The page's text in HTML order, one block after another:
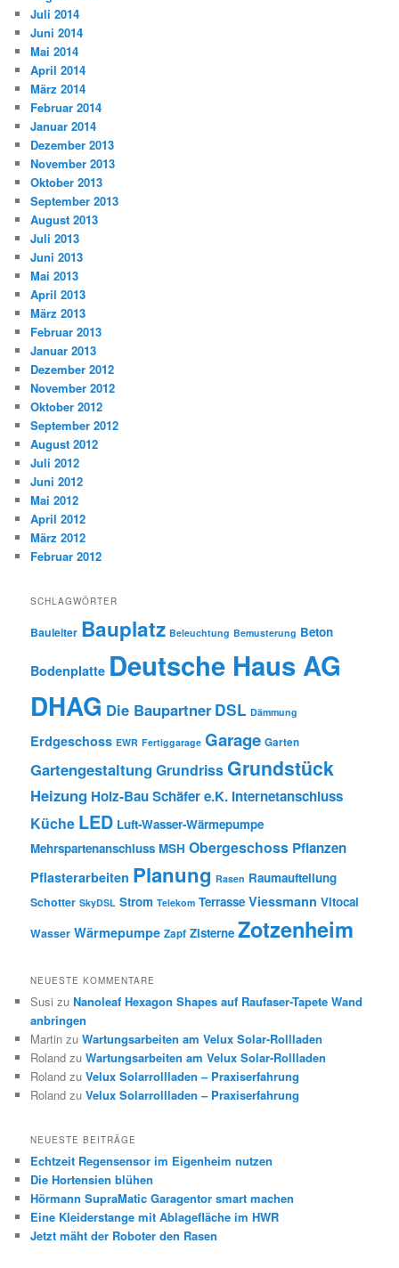
Juli 2014
Juni 2014
Mai 2014
April 2014
März 2014
Februar 2014
Januar 2014
Dezember 2013
November 2013
Oktober 2013
September 2013
August 2013
Juli 2013
Juni 2013
Mai 2013
April 2013
März 2013
Februar 2013
Januar 2013
Dezember 2012
November 2012
Oktober 2012
September 2012
August 2012
Juli 2012
Juni 2012
Mai 2012
April 2012
März 2012
Februar 2012
SCHLAGWÖRTER
Bauleiter Bauplatz Beleuchtung Bemusterung Beton
Bodenplatte Deutsche Haus AG
DHAG Die Baupartner DSL Dämmung
Erdgeschoss EWR Fertiggarage Garage Garten
Gartengestaltung Grundriss Grundstück
Heizung Holz-Bau Schäfer e.K. Internetanschluss
Küche LED Luft-Wasser-Wärmepumpe
Mehrspartenanschluss MSH Obergeschoss Pflanzen
Pflasterarbeiten Planung Rasen Raumaufteilung
Schotter SkyDSL Strom Telekom Terrasse Viessmann Vitocal
Wasser Wärmepumpe Zapf Zisterne Zotzenheim
NEUESTE KOMMENTARE
Susi zuNanoleaf Hexagon Shapes auf Raufaser-Tapete Wand
anbringen
Martin zuWartungsarbeiten am Velux Solar-Rollladen
Roland zuWartungsarbeiten am Velux Solar-Rollladen
Roland zuVelux Solarrollladen – Praxiserfahrung
Roland zuVelux Solarrollladen – Praxiserfahrung
NEUESTE BEITRÄGE
Echtzeit Regensensor im Eigenheim nutzen
Die Hortensien blühen
Hörmann SupraMatic Garagentor smart machen
Eine Kleiderstange mit Ablagefläche im HWR
Jetzt mäht der Roboter den Rasen